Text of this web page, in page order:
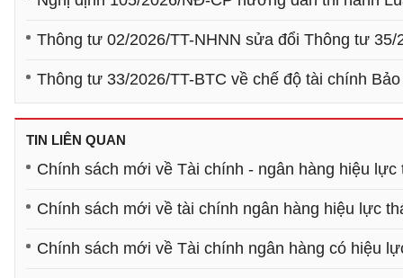
Thông tư 02/2026/TT-NHNN sửa đổi Thông tư
Thông tư 33/2026/TT-BTC về chế độ tài chính
TIN LIÊN QUAN
Chính sách mới về Tài chính - ngân hàng hiệu lực
Chính sách mới về tài chính ngân hàng hiệu lực
Chính sách mới về Tài chính ngân hàng có hiệu